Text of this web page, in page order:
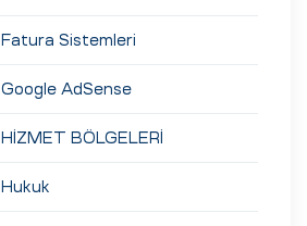
Fatura Sistemleri
Google AdSense
HİZMET BÖLGELERİ
Hukuk